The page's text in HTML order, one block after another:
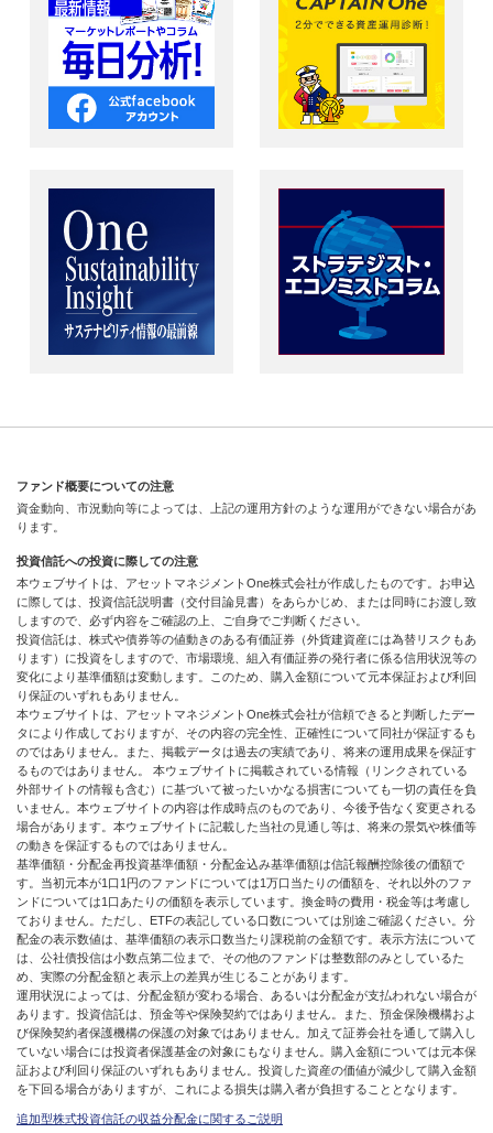
ファンド概要についての注意
資金動向、市況動向等によっては、上記の運用方針のような運用ができない場合があ
ります。
投資信託への投資に際しての注意
本ウェブサイトは、アセットマネジメントOne株式会社が作成したものです。お申込
に際しては、投資信託説明書（交付目論見書）をあらかじめ、または同時にお渡し致
しますので、必ず内容をご確認の上、ご自身でご判断ください。
投資信託は、株式や債券等の値動きのある有価証券（外貨建資産には為替リスクもあ
ります）に投資をしますので、市場環境、組入有価証券の発行者に係る信用状況等の
変化により基準価額は変動します。このため、購入金額について元本保証および利回
り保証のいずれもありません。
本ウェブサイトは、アセットマネジメントOne株式会社が信頼できると判断したデー
タにより作成しておりますが、その内容の完全性、正確性について同社が保証するも
のではありません。また、掲載データは過去の実績であり、将来の運用成果を保証す
るものではありません。 本ウェブサイトに掲載されている情報（リンクされている
外部サイトの情報も含む）に基づいて被ったいかなる損害についても一切の責任を負
いません。本ウェブサイトの内容は作成時点のものであり、今後予告なく変更される
場合があります。本ウェブサイトに記載した当社の見通し等は、将来の景気や株価等
の動きを保証するものではありません。
基準価額・分配金再投資基準価額・分配金込み基準価額は信託報酬控除後の価額で
す。当初元本が1口1円のファンドについては1万口当たりの価額を、それ以外のファ
ンドについては1口あたりの価額を表示しています。換金時の費用・税金等は考慮し
ておりません。ただし、ETFの表記している口数については別途ご確認ください。分
配金の表示数値は、基準価額の表示口数当たり課税前の金額です。表示方法について
は、公社債投信は小数点第二位まで、その他のファンドは整数部のみとしているた
め、実際の分配金額と表示上の差異が生じることがあります。
運用状況によっては、分配金額が変わる場合、あるいは分配金が支払われない場合が
あります。投資信託は、預金等や保険契約ではありません。また、預金保険機構およ
び保険契約者保護機構の保護の対象ではありません。加えて証券会社を通して購入し
ていない場合には投資者保護基金の対象にもなりません。購入金額については元本保
証および利回り保証のいずれもありません。投資した資産の価値が減少して購入金額
を下回る場合がありますが、これによる損失は購入者が負担することとなります。
追加型株式投資信託の収益分配金に関するご説明